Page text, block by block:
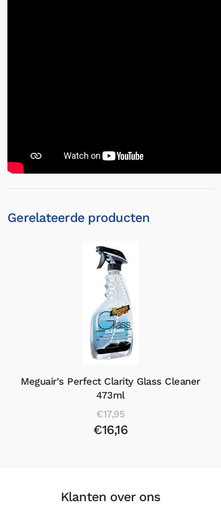
Gerelateerde producten
Meguair's Perfect Clarity Glass Cleaner
473ml
€17,95
€16,16
Klanten over ons